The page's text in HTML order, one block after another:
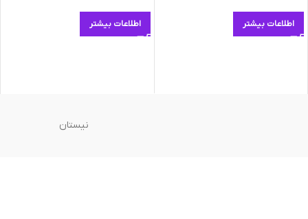
اطلاعات بیشتر اطلاعات بیشتر
نیستان